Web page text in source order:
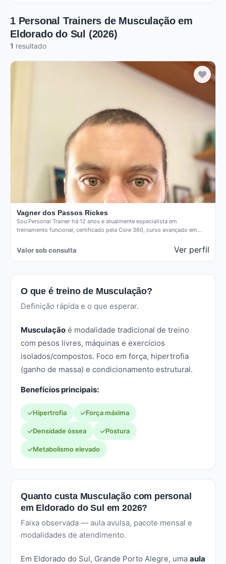
1 Personal Trainers de Musculação em
Eldorado do Sul (2026)
1 resultado
Vagner dos Passos Rickes
Sou Personal Trainer há 12 anos e atualmente especialista em
treinamento funcional, certificado pela Core 360, curso avançado em
Valor sob consulta Ver perfil
O que é treino de Musculação?
Definição rápida e o que esperar.
Musculação é modalidade tradicional de treino
com pesos livres, máquinas e exercícios
isolados/compostos. Foco em força, hipertrofia
(ganho de massa) e condicionamento estrutural.
Benefícios principais:
Hipertrofia Força máxima
Densidade óssea Postura
Metabolismo elevado
Quanto custa Musculação com personal
em Eldorado do Sul em 2026?
Faixa observada — aula avulsa, pacote mensal e
modalidades de atendimento.
Em Eldorado do Sul, Grande Porto Alegre, uma aula